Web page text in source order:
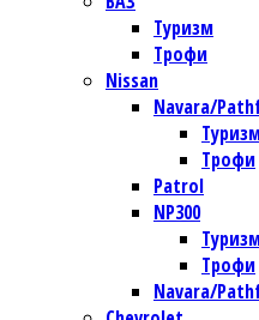
Туризм
Трофи
Nissan
Navara/
Трофи
Patrol
NP300
Трофи
Navara/